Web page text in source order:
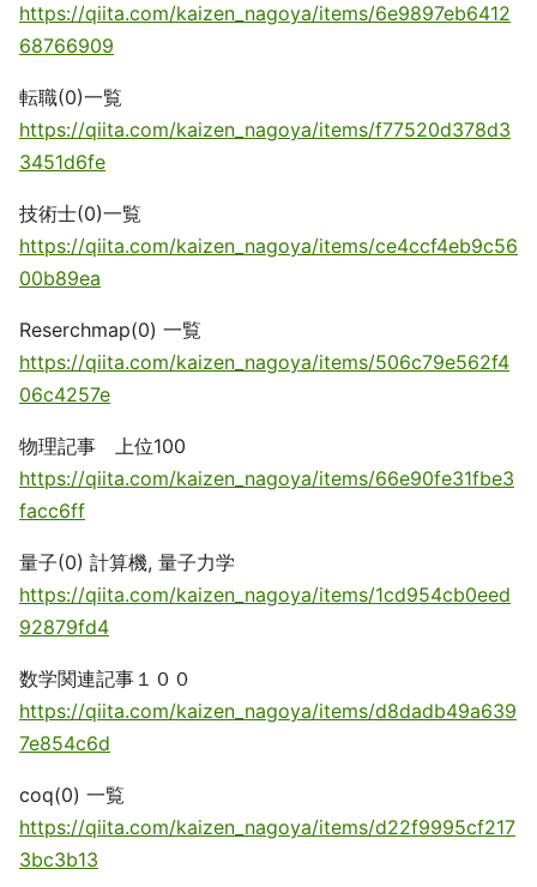
https://qiita.com/kaizen_nagoya/items/6e9897eb6412
68766909
転職(0)一覧
https://qiita.com/kaizen_nagoya/items/f77520d378d3
3451d6fe
技術士(0)一覧
https://qiita.com/kaizen_nagoya/items/ce4ccf4eb9c56
00b89ea
Reserchmap(0) 一覧
https://qiita.com/kaizen_nagoya/items/506c79e562f4
06c4257e
物理記事 上位100
https://qiita.com/kaizen_nagoya/items/66e90fe31fbe3
facc6ff
量子(0) 計算機, 量子力学
https://qiita.com/kaizen_nagoya/items/1cd954cb0eed
92879fd4
数学関連記事１００
https://qiita.com/kaizen_nagoya/items/d8dadb49a639
7e854c6d
coq(0) 一覧
https://qiita.com/kaizen_nagoya/items/d22f9995cf217
3bc3b13